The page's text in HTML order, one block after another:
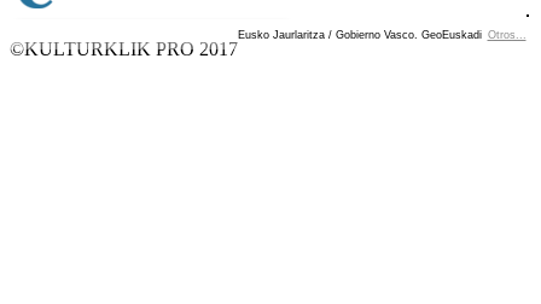
Ver localización en GoogleMaps Eusko Jaurlaritza / Gobierno Vasco. GeoEuskadi Otros...
©KULTURKLIK PRO 2017